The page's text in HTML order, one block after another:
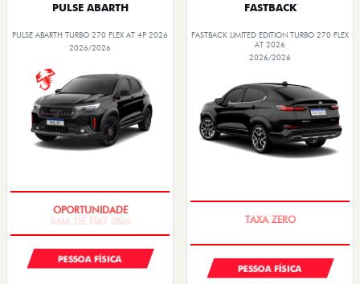
PULSE ABARTH
PULSE ABARTH TURBO 270 FLEX AT 4P 2026
2026/2026
PESSOA FÍSICA
FASTBACK
FASTBACK LIMITED EDITION TURBO 270 FLEX
AT 2026
2026/2026
PESSOA FÍSICA